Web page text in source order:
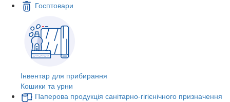
Госптовари
Інвентар для прибирання
Кошики та урни
Паперова продукція санітарно-гігієнічного призначення